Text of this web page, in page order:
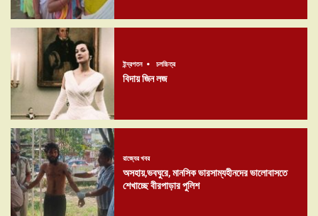
ইন্দ্রপতন চলচ্চিত্র
বিদায় জিন লজ
রাজ্যের খবর
অসহায়,ভবঘুরে, মানসিক ভারসাম্যহীনদের ভালোবাসতে
শেখাচ্ছে বীরপাড়ার পুলিশ